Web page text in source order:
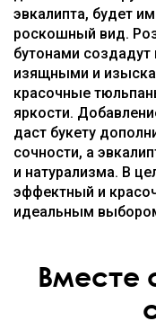
эвкалипта, будет
роскошный вид.
бутонами
изящными и
красочные
яркости.
даст букету
сочности, а
и натурализма. В
эффектный и
идеальным
Вместе